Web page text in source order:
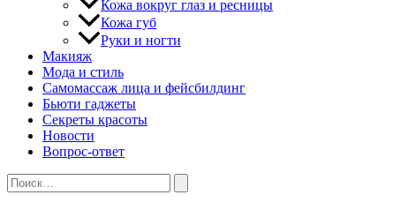
Кожа вокруг глаз и ресницы
Кожа губ
Руки и ногти
Макияж
Мода и стиль
Самомассаж лица и фейсбилдинг
Бьюти гаджеты
Секреты красоты
Новости
Вопрос-ответ
Поиск: